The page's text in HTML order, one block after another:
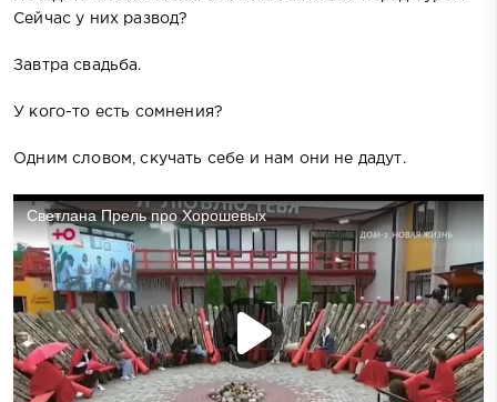
Сейчас у них развод?
Завтра свадьба.
У кого-то есть сомнения?
Одним словом, скучать себе и нам они не дадут.